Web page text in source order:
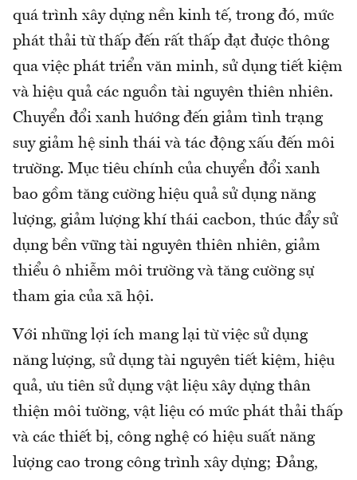
quá trình xây dựng nền kinh tế, trong đó, mức
phát thải từ thấp đến rất thấp đạt được thông
qua việc phát triển văn minh, sử dụng tiết kiệm
và hiệu quả các nguồn tài nguyên thiên nhiên.
Chuyển đổi xanh hướng đến giảm tình trạng
suy giảm hệ sinh thái và tác động xấu đến môi
trường. Mục tiêu chính của chuyển đổi xanh
bao gồm tăng cường hiệu quả sử dụng năng
lượng, giảm lượng khí thái cacbon, thúc đẩy sử
dụng bền vững tài nguyên thiên nhiên, giảm
thiểu ô nhiễm môi trường và tăng cường sự
tham gia của xã hội.
Với những lợi ích mang lại từ việc sử dụng
năng lượng, sử dụng tài nguyên tiết kiệm, hiệu
quả, ưu tiên sử dụng vật liệu xây dựng thân
thiện môi tường, vật liệu có mức phát thải thấp
và các thiết bị, công nghệ có hiệu suất năng
lượng cao trong công trình xây dựng; Đảng,